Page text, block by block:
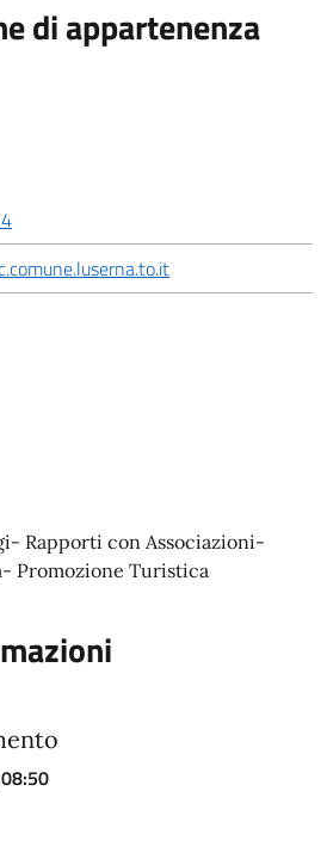
di appartenenza
Rapporti con Associazioni-
Promozione Turistica